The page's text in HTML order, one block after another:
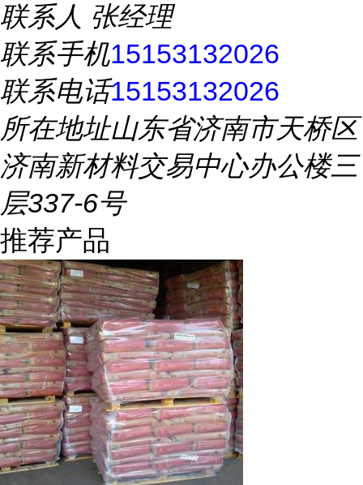
联系人 张经理
联系手机15153132026
联系电话15153132026
所在地址山东省济南市天桥区
济南新材料交易中心办公楼三
层337-6号
推荐产品